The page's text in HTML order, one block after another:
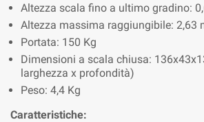
Altezza scala fino a ultimo gradino:
Altezza massima raggiungibile: 2,63
Portata: 150 Kg
Dimensioni a scala chiusa:
larghezza x profondità)
Peso: 4,4 Kg
Caratteristiche: